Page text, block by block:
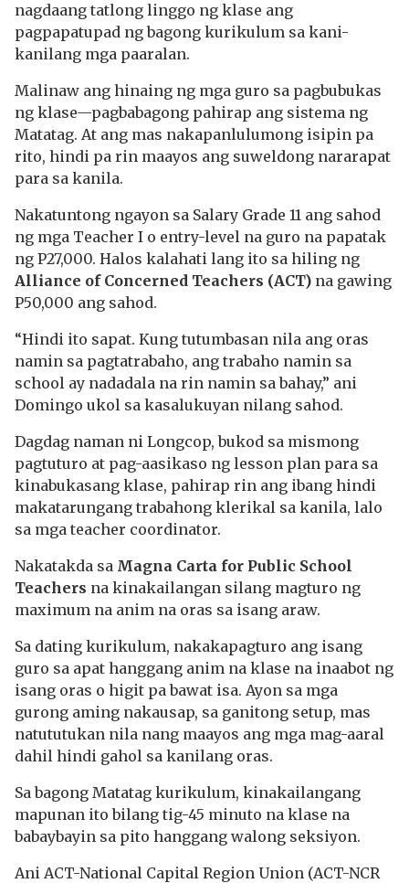
nagdaang tatlong linggo ng klase ang
pagpapatupad ng bagong kurikulum sa kani-
kanilang mga paaralan.
Malinaw ang hinaing ng mga guro sa pagbubukas
ng klase—pagbabagong pahirap ang sistema ng
Matatag. At ang mas nakapanlulumong isipin pa
rito, hindi pa rin maayos ang suweldong nararapat
para sa kanila.
Nakatuntong ngayon sa Salary Grade 11 ang sahod
ng mga Teacher I o entry-level na guro na papatak
ng P27,000. Halos kalahati lang ito sa hiling ng
Alliance of Concerned Teachers (ACT) na gawing
P50,000 ang sahod.
“Hindi ito sapat. Kung tutumbasan nila ang oras
namin sa pagtatrabaho, ang trabaho namin sa
school ay nadadala na rin namin sa bahay,” ani
Domingo ukol sa kasalukuyan nilang sahod.
Dagdag naman ni Longcop, bukod sa mismong
pagtuturo at pag-aasikaso ng lesson plan para sa
kinabukasang klase, pahirap rin ang ibang hindi
makatarungang trabahong klerikal sa kanila, lalo
sa mga teacher coordinator.
Nakatakda sa Magna Carta for Public School
Teachers na kinakailangan silang magturo ng
maximum na anim na oras sa isang araw.
Sa dating kurikulum, nakakapagturo ang isang
guro sa apat hanggang anim na klase na inaabot ng
isang oras o higit pa bawat isa. Ayon sa mga
gurong aming nakausap, sa ganitong setup, mas
natututukan nila nang maayos ang mga mag-aaral
dahil hindi gahol sa kanilang oras.
Sa bagong Matatag kurikulum, kinakailangang
mapunan ito bilang tig-45 minuto na klase na
babaybayin sa pito hanggang walong seksiyon.
Ani ACT-National Capital Region Union (ACT-NCR